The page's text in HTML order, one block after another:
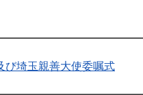
び埼玉親善大使委嘱式